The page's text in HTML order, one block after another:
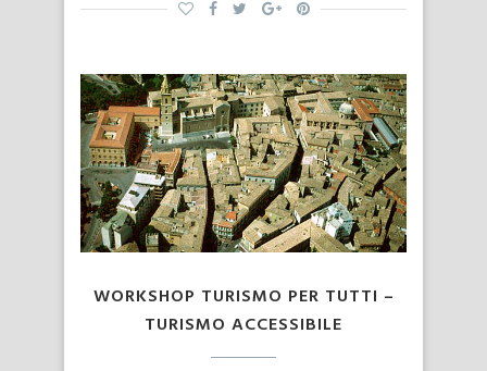
WORKSHOP TURISMO PER TUTTI –
TURISMO ACCESSIBILE